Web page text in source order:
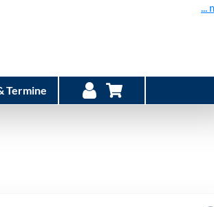
...
Termine